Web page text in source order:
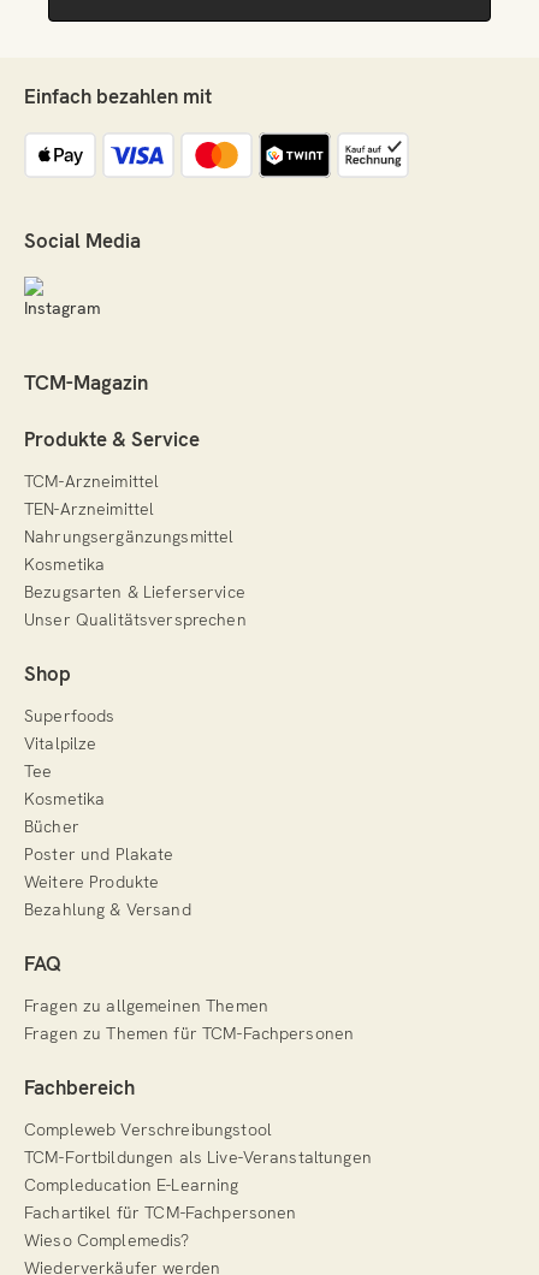
Einfach bezahlen mit
Social Media
TCM-Magazin
Produkte & Service
TCM-Arzneimittel
TEN-Arzneimittel
Nahrungsergänzungsmittel
Kosmetika
Bezugsarten & Lieferservice
Unser Qualitätsversprechen
Shop
Superfoods
Vitalpilze
Tee
Kosmetika
Bücher
Poster und Plakate
Weitere Produkte
Bezahlung & Versand
FAQ
Fragen zu allgemeinen Themen
Fragen zu Themen für TCM-Fachpersonen
Fachbereich
Compleweb Verschreibungstool
TCM-Fortbildungen als Live-Veranstaltungen
Compleducation E-Learning
Fachartikel für TCM-Fachpersonen
Wieso Complemedis?
Wiederverkäufer werden